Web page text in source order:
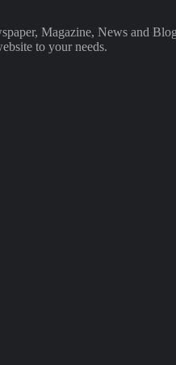
Magazine, News and
to your needs.